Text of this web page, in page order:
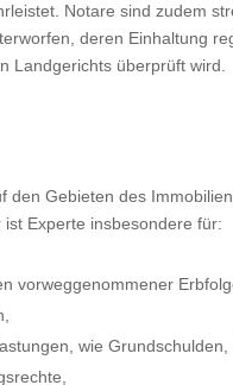
Notare sind zudem
deren Einhaltung
Landgerichts überprüft wird.
den Gebieten des
Experte insbesondere für:
vorweggenommener
wie